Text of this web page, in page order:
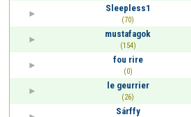
Sleepless1
(70)
mustafagok
(154)
fou rire
(0)
le geurrier
(26)
Sárffy